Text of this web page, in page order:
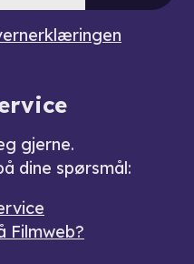
gjerne.
dine spørsmål:
Filmweb?